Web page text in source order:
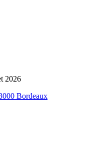
2026
Bordeaux